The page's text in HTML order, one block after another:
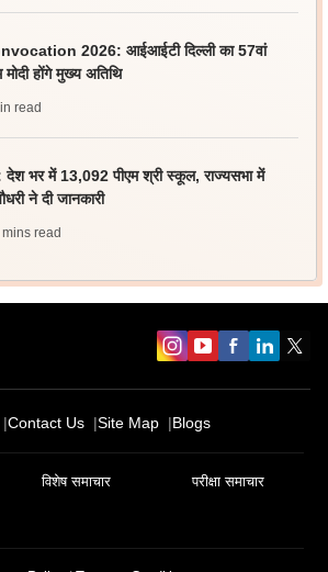
2026: आईआईटी दिल्ली का 57वां
मोदी होंगे मुख्य अतिथि
read
भर में 13,092 पीएम श्री स्कूल, राज्यसभा में
ने दी जानकारी
mins read
Contact Us Site Map Blogs
विशेष समाचार परीक्षा समाचार
In/Sign Up
our resources on
Exams, Study